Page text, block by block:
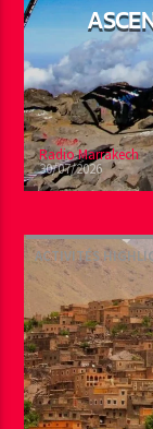
Radio Marrakech
30/07/2026
ACTIVITÉS